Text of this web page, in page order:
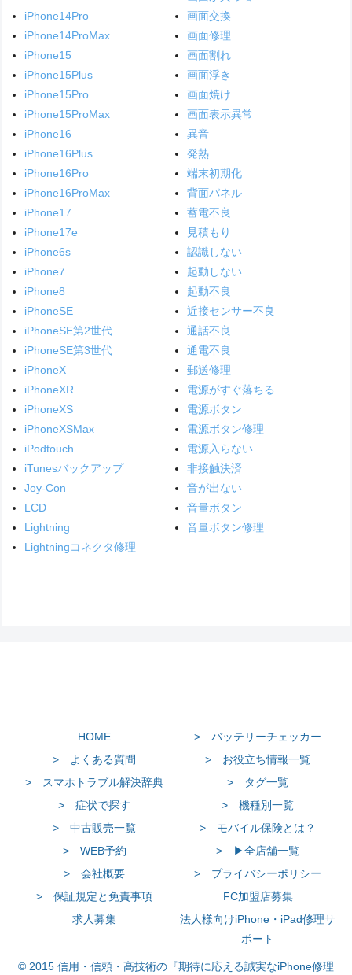
iPhone14Pro
iPhone14ProMax
iPhone15
iPhone15Plus
iPhone15Pro
iPhone15ProMax
iPhone16
iPhone16Plus
iPhone16Pro
iPhone16ProMax
iPhone17
iPhone17e
iPhone6s
iPhone7
iPhone8
iPhoneSE
iPhoneSE第2世代
iPhoneSE第3世代
iPhoneX
iPhoneXR
iPhoneXS
iPhoneXSMax
iPodtouch
iTunesバックアップ
Joy-Con
LCD
Lightning
Lightningコネクタ修理
画面交換
画面修理
画面割れ
画面浮き
画面焼け
画面表示異常
異音
発熱
端末初期化
背面パネル
蓄電不良
見積もり
認識しない
起動しない
起動不良
近接センサー不良
通話不良
通電不良
郵送修理
電源がすぐ落ちる
電源ボタン
電源ボタン修理
電源入らない
非接触決済
音が出ない
音量ボタン
音量ボタン修理
HOME
> バッテリーチェッカー
> よくある質問
> お役立ち情報一覧
> スマホトラブル解決辞典
> タグ一覧
> 症状で探す
> 機種別一覧
> 中古販売一覧
> モバイル保険とは？
> WEB予約
> ▶全店舗一覧
> 会社概要
> プライバシーポリシー
> 保証規定と免責事項
FC加盟店募集
求人募集
法人様向けiPhone・iPad修理サ
ポート
© 2015 信用・信頼・高技術の『期待に応える誠実なiPhone修理